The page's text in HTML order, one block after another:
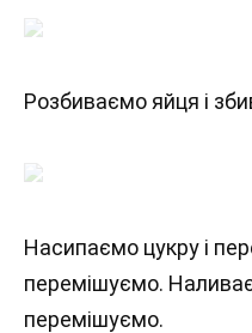
Розбиваємо яйця і
Насипаємо цукру і
перемішуємо.
перемішуємо.